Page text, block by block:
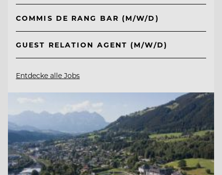
COMMIS DE RANG BAR (M/W/D)
GUEST RELATION AGENT (M/W/D)
Entdecke alle Jobs